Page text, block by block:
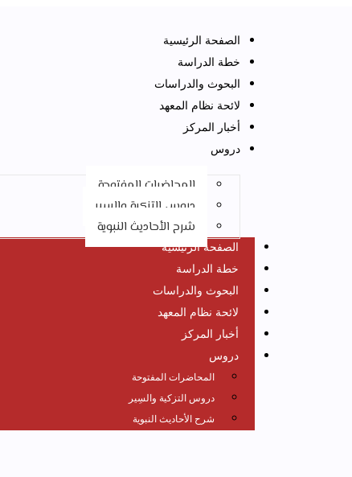
الصفحة الرئيسية
خطة الدراسة
البحوث والدراسات
لائحة نظام المعهد
أخبار المركز
دروس
المحاضرات المفتوحة
دروس التزكية والسِير
شرح الأحاديث النبوية
الصفحة الرئيسية
خطة الدراسة
البحوث والدراسات
لائحة نظام المعهد
أخبار المركز
دروس
المحاضرات المفتوحة
دروس التزكية والسِير
شرح الأحاديث النبوية